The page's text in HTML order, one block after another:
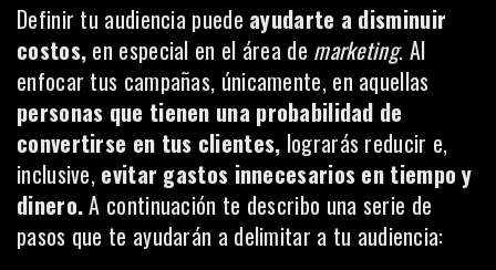
Definir tu audiencia puede ayudarte a disminuir
costos, en especial en el área de marketing. Al
enfocar tus campañas, únicamente, en aquellas
personas que tienen una probabilidad de
convertirse en tus clientes, lograrás reducir e,
inclusive, evitar gastos innecesarios en tiempo y
dinero.A continuación te describo una serie de
pasos que te ayudarán a delimitar a tu audiencia: